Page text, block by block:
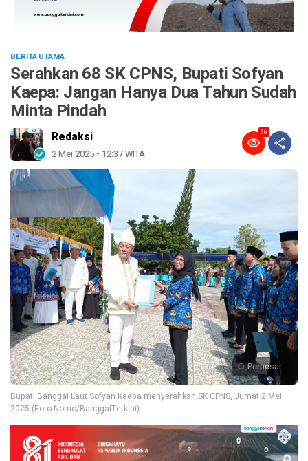
BERITA UTAMA
Serahkan 68 SK CPNS, Bupati Sofyan
Kaepa: Jangan Hanya Dua Tahun Sudah
Minta Pindah
Redaksi
2 Mei 2025 - 12:37 WITA
36
Perbesar
Bupati Banggai Laut Sofyan Kaepa menyerahkan SK CPNS, Jumat 2 Mei
2025 (Foto:Nomo/BanggaiTerkini)